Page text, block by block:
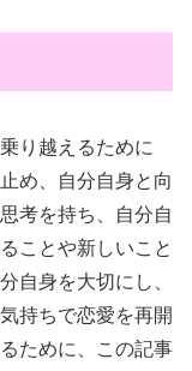
り越えるために
め、自分自身と向
考を持ち、自分自
ことや新しいこと
自身を大切にし、
持ちで恋愛を再開
ために、この記事